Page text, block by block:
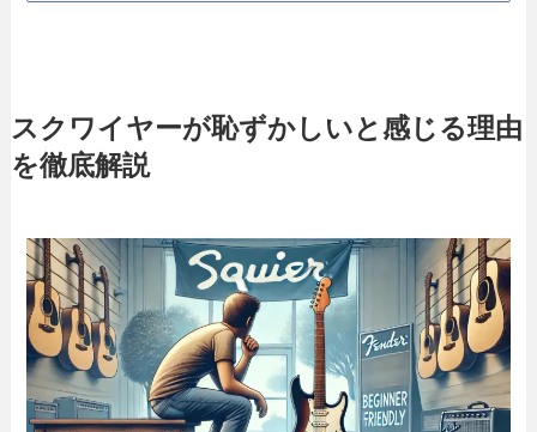
スクワイヤーが恥ずかしいと感じる理由
を徹底解説